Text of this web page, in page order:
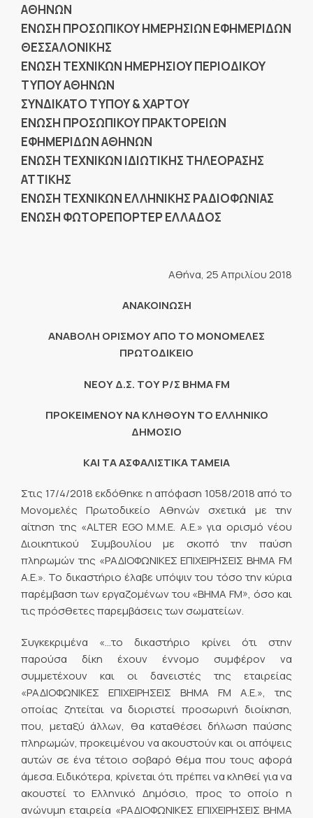
ΑΘΗΝΩΝ
ΕΝΩΣΗ ΠΡΟΣΩΠΙΚΟΥ ΗΜΕΡΗΣΙΩΝ ΕΦΗΜΕΡΙΔΩΝ
ΘΕΣΣΑΛΟΝΙΚΗΣ
ΕΝΩΣΗ ΤΕΧΝΙΚΩΝ ΗΜΕΡΗΣΙΟΥ ΠΕΡΙΟΔΙΚΟΥ
ΤΥΠΟΥ ΑΘΗΝΩΝ
ΣΥΝΔΙΚΑΤΟ ΤΥΠΟΥ & ΧΑΡΤΟΥ
ΕΝΩΣΗ ΠΡΟΣΩΠΙΚΟΥ ΠΡΑΚΤΟΡΕΙΩΝ
ΕΦΗΜΕΡΙΔΩΝ ΑΘΗΝΩΝ
ΕΝΩΣΗ ΤΕΧΝΙΚΩΝ ΙΔΙΩΤΙΚΗΣ ΤΗΛΕΟΡΑΣΗΣ
ΑΤΤΙΚΗΣ
ENΩΣΗ ΤΕΧΝΙΚΩΝ ΕΛΛΗΝΙΚΗΣ ΡΑΔΙΟΦΩΝΙΑΣ
ΕΝΩΣΗ ΦΩΤΟΡΕΠΟΡΤΕΡ ΕΛΛΑΔΟΣ
Αθήνα, 25 Απριλίου 2018
ANAKOIΝΩΣΗ
ΑΝΑΒΟΛΗ ΟΡΙΣΜΟΥ ΑΠΟ ΤΟ ΜΟΝΟΜΕΛΕΣ
ΠΡΩΤΟΔΙΚΕΙΟ
ΝΕΟΥ Δ.Σ. ΤΟΥ Ρ/Σ ΒΗΜΑFM
ΠΡΟΚΕΙΜΕΝΟΥ ΝΑ ΚΛΗΘΟΥΝ ΤΟ ΕΛΛΗΝΙΚΟ
ΔΗΜΟΣΙΟ
ΚΑΙ ΤΑ ΑΣΦΑΛΙΣΤΙΚΑ ΤΑΜΕΙΑ
Στις 17/4/2018 εκδόθηκε η απόφαση 1058/2018 από το
Μονομελές Πρωτοδικείο Αθηνών σχετικά με την
αίτηση της «ALTER EGO M.M.E. A.E.» για ορισμό νέου
Διοικητικού Συμβουλίου με σκοπό την παύση
πληρωμών της «ΡΑΔΙΟΦΩΝΙΚΕΣ ΕΠΙΧΕΙΡΗΣΕΙΣ ΒΗΜΑ FM
Α.Ε.». Το δικαστήριο έλαβε υπόψιν του τόσο την κύρια
παρέμβαση των εργαζομένων του «ΒΗΜΑ FM», όσο και
τις πρόσθετες παρεμβάσεις των σωματείων.
Συγκεκριμένα «…το δικαστήριο κρίνει ότι στην
παρούσα δίκη έχουν έννομο συμφέρον να
συμμετέχουν και οι δανειστές της εταιρείας
«ΡΑΔΙΟΦΩΝΙΚΕΣ ΕΠΙΧΕΙΡΗΣΕΙΣ ΒΗΜΑ FM Α.Ε.», της
οποίας ζητείται να διοριστεί προσωρινή διοίκηση,
που, μεταξύ άλλων, θα καταθέσει δήλωση παύσης
πληρωμών, προκειμένου να ακουστούν και οι απόψεις
αυτών σε ένα τέτοιο σοβαρό θέμα που τους αφορά
άμεσα. Ειδικότερα, κρίνεται ότι πρέπει να κληθεί για να
ακουστεί το Ελληνικό Δημόσιο, προς το οποίο η
ανώνυμη εταιρεία «ΡΑΔΙΟΦΩΝΙΚΕΣ ΕΠΙΧΕΙΡΗΣΕΙΣ ΒΗΜΑ